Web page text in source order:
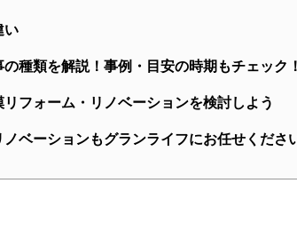
い
種類を解説！事例・目安の時期もチェック！
フォーム・リノベーションを検討しよう
ノベーションもグランライフにお任せくださ